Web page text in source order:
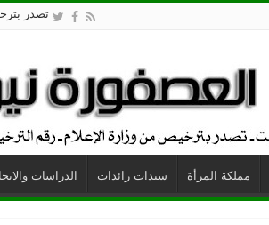
تصدر
مملكة المرأة سيدات رائدات الدراسات